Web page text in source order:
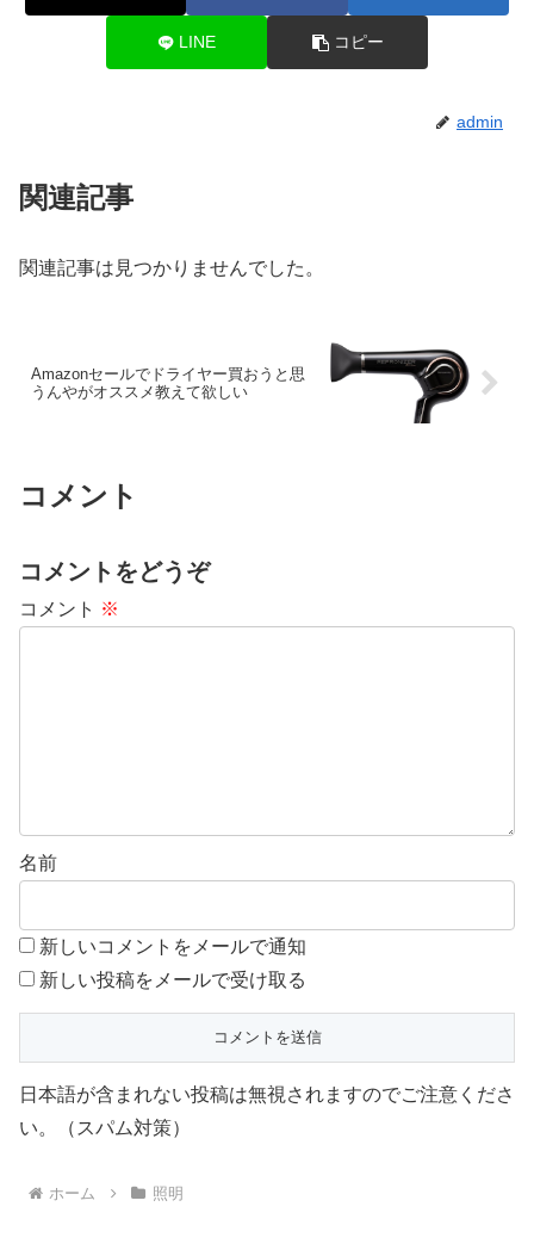
LINE コピー
admin
関連記事
関連記事は見つかりませんでした。
Amazonセールでドライヤー買おうと思
うんやがオススメ教えて欲しい
コメント
コメントをどうぞ
コメント ※
名前
新しいコメントをメールで通知
新しい投稿をメールで受け取る
日本語が含まれない投稿は無視されますのでご注意くださ
い。（スパム対策）
ホーム 照明